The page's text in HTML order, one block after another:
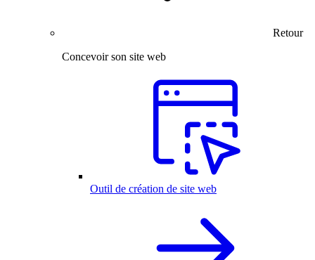
Retour
Concevoir son site web
Outil de création de site web